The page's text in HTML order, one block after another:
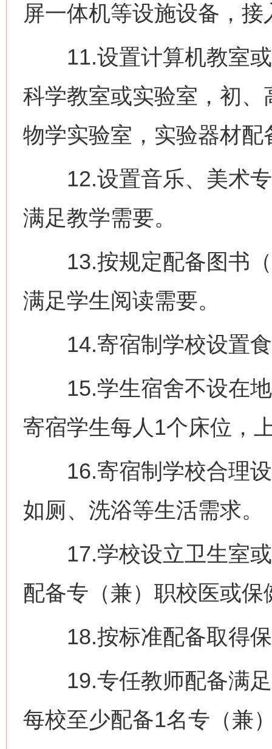
屏一体机等设施设备，
11.设置计算机教室或
科学教室或实验室，初
物学实验室，实验器材
12.设置音乐、美术专
满足教学需要。
13.按规定配备图书（
满足学生阅读需要。
14.寄宿制学校设置
15.学生宿舍不设在地
寄宿学生每人1个床位，
16.寄宿制学校合理设
如厕、洗浴等生活需求。
17.学校设立卫生室或
配备专（兼）职校医或保
18.按标准配备取得保
19.专任教师配备满足
每校至少配备1名专（兼